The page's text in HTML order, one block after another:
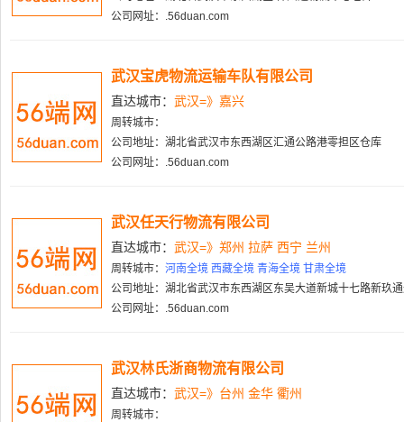
公司网址：.56duan.com
武汉宝虎物流运输车队有限公司
直达城市： 武汉=》嘉兴
周转城市：
公司地址：湖北省武汉市东西湖区汇通公路港零担区仓库
公司网址：.56duan.com
武汉任天行物流有限公司
直达城市： 武汉=》郑州 拉萨 西宁 兰州
周转城市： 河南全境 西藏全境 青海全境 甘肃全境
公司地址：湖北省武汉市东西湖区东吴大道新城十七路新玖
公司网址：.56duan.com
武汉林氏浙商物流有限公司
直达城市： 武汉=》台州 金华 衢州
周转城市：